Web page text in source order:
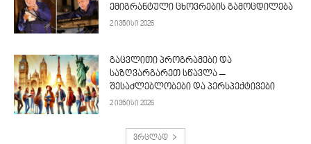
ემიგრანტული ცხოვრების გამოცდილება
2 ივნისი 2026
გაცვლითი პროგრამები და
საზღვარგარეთ სწავლა –
შესაძლებლობები და პერსპექტივები
2 ივნისი 2026
ვრცლად